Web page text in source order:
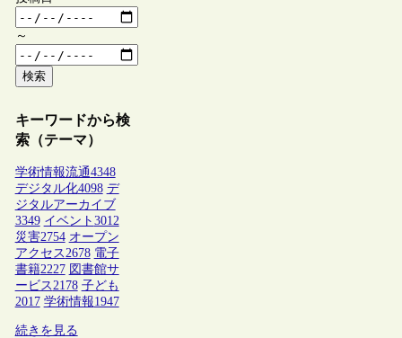
～
検索
キーワードから検
索（テーマ）
学術情報流通4348
デジタル化4098 デ
ジタルアーカイブ
3349 イベント 3012
災害2754 オープン
アクセス 2678 電子
書籍2227 図書館サ
ービス 2178 子ども
2017 学術情報1947
続きを見る